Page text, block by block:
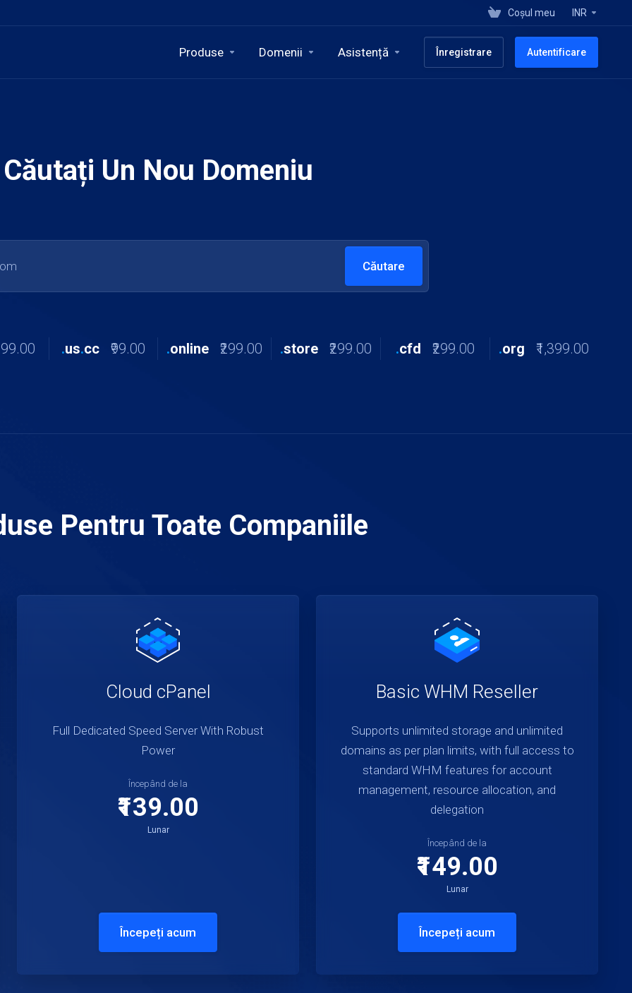
Coșul meu INR
Produse Domenii Asistență Înregistrare Autentificare
Căutați Un Nou Domeniu
.us.cc ₹99.00 .online ₹299.00 .store ₹299.00 .cfd ₹299.00 .org ₹1,399.00
Pentru Toate Companiile
Cloud cPanel
Full Dedicated Speed Server With Robust
Power
Începând de la
₹139.00
Lunar
Începeți acum
Basic WHM Reseller
Supports unlimited storage and unlimited
domains as per plan limits, with full access to
standard WHM features for account
management, resource allocation, and
delegation
Începând de la
₹149.00
Lunar
Începeți acum